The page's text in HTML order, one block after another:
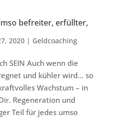
befreiter, erfüllter,
2020| Geldcoaching
SEIN Auch wenn die
und kühler wird… so
Wachstum – in
Regeneration und
Teil für jedes umso